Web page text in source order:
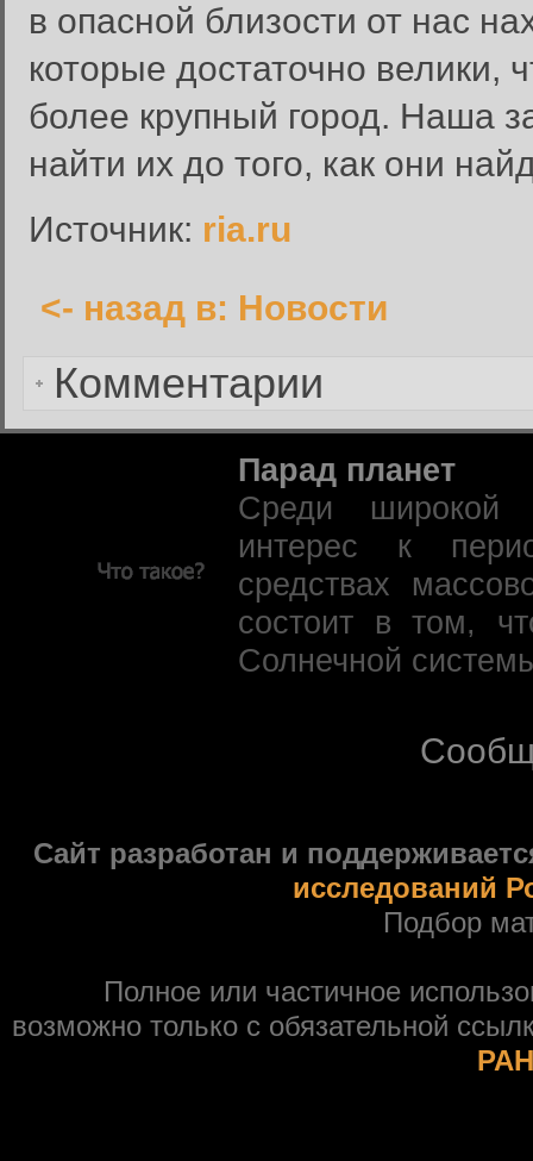
в опасной близости от нас
которые достаточно
более крупный город. Наша
найти их до того, как они
Источник: ria.ru
<- назад в: Новости
Комментарии
Введите имя пользователя и
Вход в систему
Имя пользователя:
Пароль:
Забыли пароль?
Парад планет
Среди широкой
интерес к
средствах
состоит в том,
Солнечной
Сайт разработан и
исследований
Подбор
Полное или частичное
возможно только с обязательной